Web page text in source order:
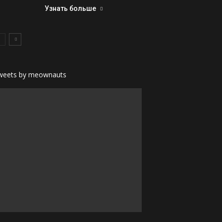
Узнать больше
by meownauts